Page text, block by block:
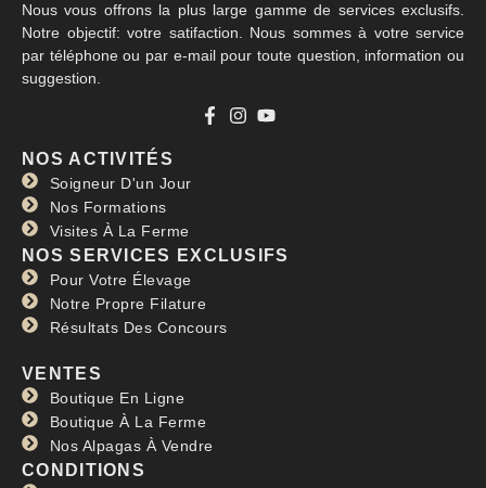
Nous vous offrons la plus large gamme de services exclusifs.
Notre objectif: votre satifaction. Nous sommes à votre service
par téléphone ou par e-mail pour toute question, information ou
suggestion.
NOS ACTIVITÉS
Soigneur D'un Jour
Nos Formations
Visites À La Ferme
NOS SERVICES EXCLUSIFS
Pour Votre Élevage
Notre Propre Filature
Résultats Des Concours
VENTES
Boutique En Ligne
Boutique À La Ferme
Nos Alpagas À Vendre
CONDITIONS